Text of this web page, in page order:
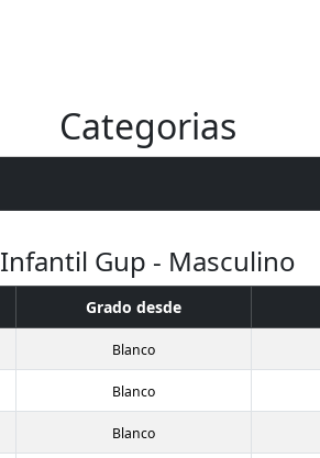
Categorias
Infantil Gup - Masculino
Grado desde
Blanco
Blanco
Blanco